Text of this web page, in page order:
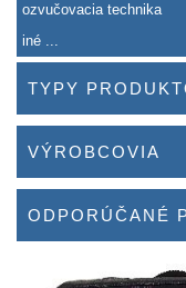
ozvučovacia technika
iné ...
TYPY
VÝROBCOVIA
ODPORÚČANÉ